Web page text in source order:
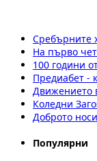
Сребърните
На първо
100 години
Предиабет -
Движението
Коледни
Доброто
Популярни